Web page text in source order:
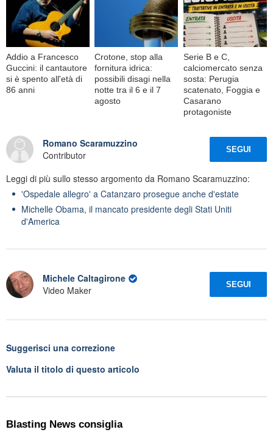
Addio a Francesco
Guccini: il cantautore
si è spento all'età di
86 anni
Crotone, stop alla
fornitura idrica:
possibili disagi nella
notte tra il 6 e il 7
agosto
Serie B e C,
calciomercato senza
sosta: Perugia
scatenato, Foggia e
Casarano
protagoniste
Romano Scaramuzzino
Contributor
SEGUI
Leggi di più sullo stesso argomento da Romano Scaramuzzino:
'Ospedale allegro' a Catanzaro prosegue anche d'estate
Michelle Obama, il mancato presidente degli Stati Uniti
d'America
Michele Caltagirone
Video Maker
SEGUI
Suggerisci una correzione
Valuta il titolo di questo articolo
Blasting News consiglia